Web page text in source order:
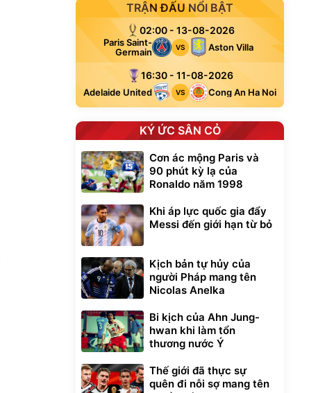
TRẬN ĐẤU NỔI BẬT
02:00 - 13-08-2026
Paris Saint-
Germain
VS Aston Villa
16:30 - 11-08-2026
Adelaide United VS Cong An Ha Noi
KÝ ỨC SÂN CỎ
Cơn ác mộng Paris và
90 phút kỳ lạ của
Ronaldo năm 1998
Khi áp lực quốc gia đẩy
Messi đến giới hạn từ bỏ
Kịch bản tự hủy của
người Pháp mang tên
Nicolas Anelka
Bi kịch của Ahn Jung-
hwan khi làm tổn
thương nước Ý
Thế giới đã thực sự
quên đi nỗi sợ mang tên